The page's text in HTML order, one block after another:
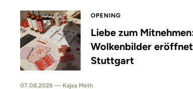
OPENING
Liebe zum
Wolkenbilder
Stuttgart
07.08.2026 — Kajsa Meth